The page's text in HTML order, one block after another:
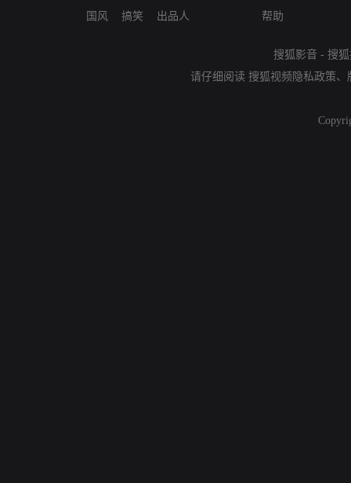
国风
搞笑
出品人
帮助
搜狐影音 - 搜
请仔细阅读 搜狐视频隐私政策、